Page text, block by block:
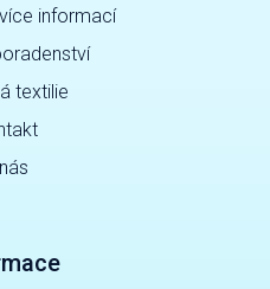
informací
textilie